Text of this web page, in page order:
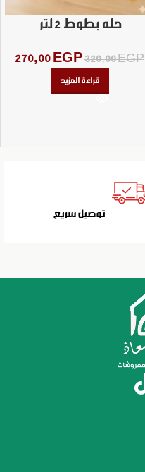
حله بطوط 2 لتر
320,00EGP
270,00 EGP
قراءة المزيد
توصيل سريع